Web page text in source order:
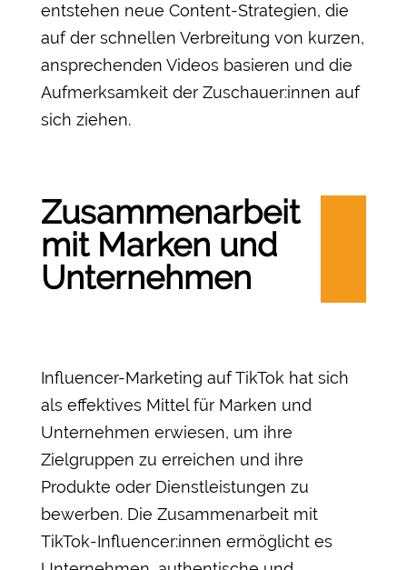
entstehen neue Content-Strategien, die
auf der schnellen Verbreitung von kurzen,
ansprechenden Videos basieren und die
Aufmerksamkeit der Zuschauer:innen auf
sich ziehen.
Zusammenarbeit
mit Marken und
Unternehmen
Influencer-Marketing auf TikTok hat sich
als effektives Mittel für Marken und
Unternehmen erwiesen, um ihre
Zielgruppen zu erreichen und ihre
Produkte oder Dienstleistungen zu
bewerben. Die Zusammenarbeit mit
TikTok-Influencer:innen ermöglicht es